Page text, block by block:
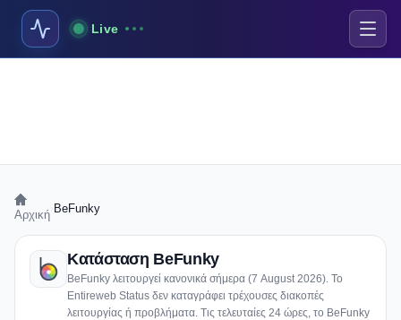
Live
Αρχική BeFunky
Κατάσταση BeFunky
BeFunky λειτουργεί κανονικά σήμερα (7 August 2026). Το
Entireweb Status δεν καταγράφει τρέχουσες διακοπές
λειτουργίας ή προβλήματα. Τις τελευταίες 24 ώρες, το BeFunky